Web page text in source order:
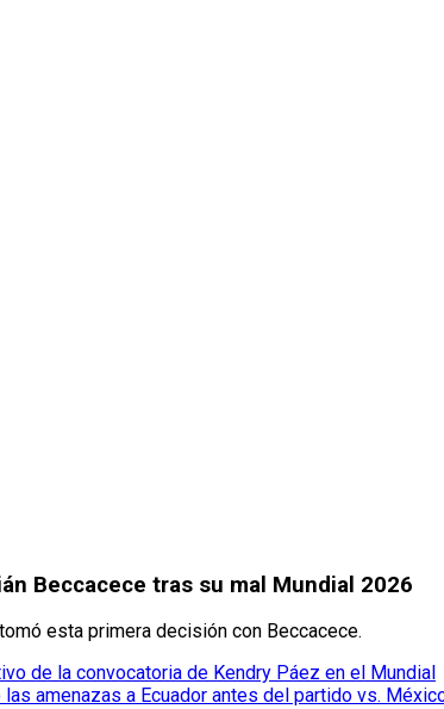
Beccacece tras su mal Mundial 2026
esta primera decisión con Beccacece.
de la convocatoria de Kendry Páez en el Mundial
amenazas a Ecuador antes del partido vs.